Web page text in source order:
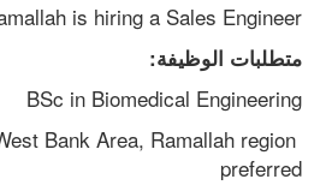
is hiring a Sales Engineer.
متطلبات الوظيفة:
BSc in Biomedical Engineering
Bank Area, Ramallah region
preferred